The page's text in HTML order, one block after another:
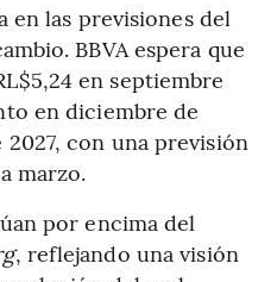
en las previsiones del
BBVA espera que
en septiembre
en diciembre de
con una previsión
marzo.
por encima del
, reflejando una visión